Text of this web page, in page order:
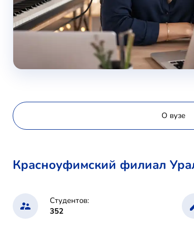
О вузе
Красноуфимский филиал
Студентов:
352